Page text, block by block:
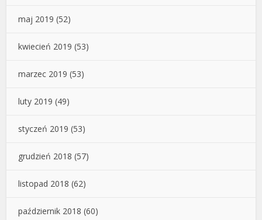
maj 2019 (52)
kwiecień 2019 (53)
marzec 2019 (53)
luty 2019 (49)
styczeń 2019 (53)
grudzień 2018 (57)
listopad 2018 (62)
październik 2018 (60)